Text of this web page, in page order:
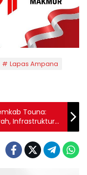
Lapas Ampana
Touna:
Infrastruktur
Daya Manusia